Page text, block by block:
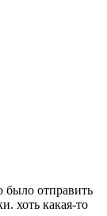
было отправить
хоть какая-то